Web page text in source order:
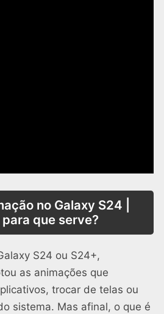
no Galaxy S24 |
que serve?
S24 ou S24+,
as animações que
trocar de telas ou
sistema. Mas afinal, o que é